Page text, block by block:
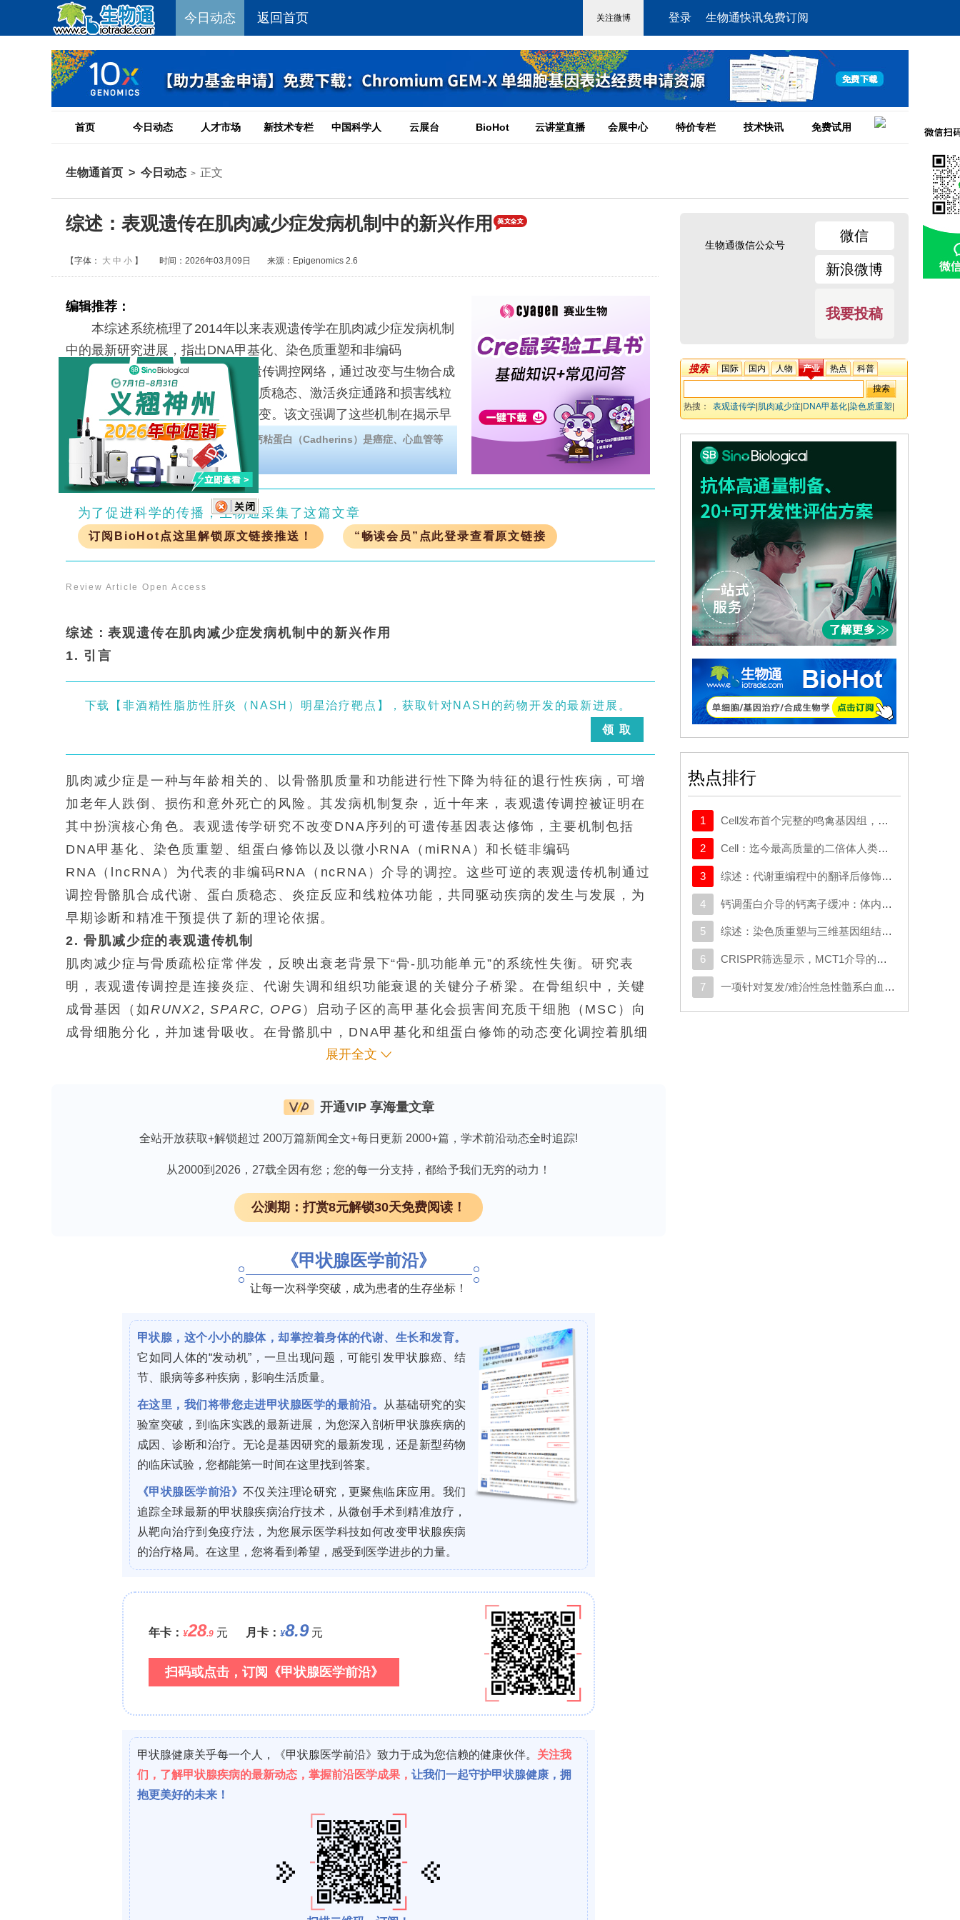
今日动态 返回首页 登录 生物通快讯免费订阅
首页 今日动态 人才市场 新技术专栏 中国科学人 云展台 BioHot 云讲堂直播 会展中心 特价专栏 技术快讯 免费试用
生物通首页 > 今日动态 > 正文
综述：表观遗传在肌肉减少症发病机制中的新兴作用
【字体： 大 中 小 】 时间：2026年03月09日 来源：Epigenomics 2.6
编辑推荐：
本综述系统梳理了2014年以来表观遗传学在肌肉减少症发病机制
中的最新研究进展，指出DNA甲基化、染色质重塑和非编码
RNA（ncRNA）三类可逆的表观遗传调控网络，通过改变与生物合成
和代谢相关的基因表达、破坏蛋白质稳态、激活炎症通路和损害线粒
体功能，共同驱动骨骼肌退行性病变。该文强调了这些机制在揭示早
期诊断的生物标志物、实现风险分层以及开发靶向治疗策略方面的重
要转化潜力。
下载钙粘蛋白海报药物开发的最新进展。钙粘蛋白（Cadherins）是癌症、心血管等
疾病的治疗靶点。
为了促进科学的传播，生物通采集了这篇文章
订阅BioHot点这里解锁原文链接推送！ “畅读会员”点此登录查看原文链接
Review Article Open Access
综述：表观遗传在肌肉减少症发病机制中的新兴作用
1. 引言
下载【非酒精性脂肪性肝炎（NASH）明星治疗靶点】，获取针对NASH的药物开发的最新进展。
领 取
肌肉减少症是一种与年龄相关的、以骨骼肌质量和功能进行性下降为特征的退行性疾病，可增
加老年人跌倒、损伤和意外死亡的风险。其发病机制复杂，近十年来，表观遗传调控被证明在
其中扮演核心角色。表观遗传学研究不改变DNA序列的可遗传基因表达修饰，主要机制包括
DNA甲基化、染色质重塑、组蛋白修饰以及以微小RNA（miRNA）和长链非编码
RNA（lncRNA）为代表的非编码RNA（ncRNA）介导的调控。这些可逆的表观遗传机制通过
调控骨骼肌合成代谢、蛋白质稳态、炎症反应和线粒体功能，共同驱动疾病的发生与发展，为
早期诊断和精准干预提供了新的理论依据。
2. 骨肌减少症的表观遗传机制
肌肉减少症与骨质疏松症常伴发，反映出衰老背景下“骨-肌功能单元”的系统性失衡。研究表
明，表观遗传调控是连接炎症、代谢失调和组织功能衰退的关键分子桥梁。在骨组织中，关键
成骨基因（如RUNX2,SPARC, OPG ）启动子区的高甲基化会损害间充质干细胞（MSC）向
成骨细胞分化，并加速骨吸收。在骨骼肌中，DNA甲基化和组蛋白修饰的动态变化调控着肌细
胞生成素（Myogenin）介导的终末肌细胞分化、肌原纤维形成以及过氧化物酶体增殖物激活受
肉之间还存在内分泌相互作用，骨骼分泌的骨钙素、骨膜蛋白等可影响肌肉代谢功能，而肌肉
或肌肉减少状态下，促炎性肌因子可能通过增强DNA甲基转移酶（DNMT）或组蛋白去乙酰化
酶（HDAC）活性，来抑制成骨基因表达。肌肉来源的外泌体及其携带的
microRNA（miRNA）也被认为是潜在的组织间信息载体，参与对骨细胞的表观遗传调控。
3. DNA甲基化在肌肉减少症中的作用
啶（5-mC）。衰老过程中，骨骼肌甲基化模式发生显著改变，通常表现为整体甲基化水平降低
和特定基因组区域的异常高/低甲基化。慢性炎症和氧化应激与这些异常甲基化密切相关。在肌
成纤维细胞生长因子2（FGF2 ）： 衰老骨骼肌中 FGF2启动子区的高甲基化导致其转录减
少，减弱了其对卫星细胞的促增殖作用，损害肌肉再生能力。有趣的是，外周血中FGF2-30
位点的低甲基化水平与肌肉减少症发生及严重程度相关，并可能作为潜在的诊断生物标志
叉头框蛋白O1（FoxO1）：FoxO1是调控蛋白质代谢的关键转录因子。在衰老肌肉中，
启动子区甲基化水平降低，与其mRNA表达升高呈负相关，导致泛素-蛋白酶体系统
）和自噬-溶酶体通路相关基因转录增强，加速肌肉蛋白质降解。此外，蛋白质精氨酸
甲基转移酶5（PRMT5）通过调控FoxO1蛋白的精氨酸甲基化状态，影响其在细胞内的定
位，进而调节卫星细胞命运。
生肌决定因子（
是肌生成的核心转录因子。衰老肌肉中
基因位点呈现
高甲基化，这与老年肌源性细胞分化潜能受损相关。
结合位点在全基因组范围内与肌母
细胞中的差异甲基化区域（
）显著重叠，表明DNA甲基化是调节MyoD转录活性的关
键。此外，
TWIST1启动子邻近区域的异常甲基化可通过抑制 TWIST1表达来间接抑制
其他基因： 肌球蛋白-2（MYOM2）的低甲基化可能破坏肌节结构稳定性。FBXO32
Atrogin-1）和TRIM63 （编码MuRF1）的低甲基化可增强泛素-蛋白酶体系统活性。肌纤维
类型特异性基因（如
MYH1
等）的甲基化改变会破坏快慢肌纤维的动态平衡。
4. 染色质重塑在肌肉减少症中的作用
染色质重塑是一种ATP依赖的、通过改变核小体位置和染色质可及性来调节基因转录的动态过
程。在肌肉减少症中，异常的染色质重塑在疾病不同阶段、不同细胞类型中发挥不同作用。
调控肌肉基因表达
： SWI/SNF染色质重塑复合物的亚基BAF60c可与肌细胞增强因子
展开全文
开通VIP 享海量文章
全站开放获取+解锁超过 200万篇新闻全文+每日更新 2000+篇，学术前沿动态全时追踪!
从2000到2026，27载全因有您；您的每一分支持，都给予我们无穷的动力！
公测期：打赏8元解锁30天免费阅读！
生物通微信公众号
微信
新浪微博
我要投稿
搜索 国际 国内 人物 产业 热点 科普
热搜： 表观遗传学 肌肉减少症 DNA甲基化 染色质重塑
骨肌单元
热点排行
1 Cell发布首个完整的鸣禽基因组，有助于探究发声学习
2 Cell：迄今最高质量的二倍体人类基因组构建完成
3 综述：代谢重编程中的翻译后修饰：对癌症代谢治疗和免疫治疗的启示
4 钙调蛋白介导的钙离子缓冲：体内心脏重编程的分子屏障
5 综述：染色质重塑与三维基因组结构在癌症中的作用：从机制研究到新的治疗策略
6 CRISPR筛选显示，MCT1介导的代谢逃逸机制可规避SMAD3的抑制作用，这一机制可作为治疗靶点
7 一项针对复发/难治性急性髓系白血病或原始浆细胞样树突状细胞肿瘤成人患者的CD123导向的嵌合抗原受体T细胞疗法1期试验